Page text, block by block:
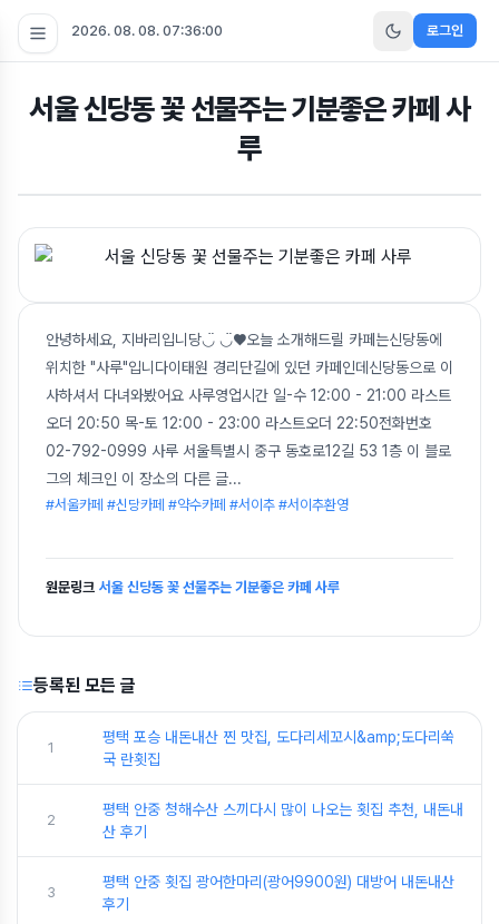
2026. 08. 08. 07:36:01 로그인
서울 신당동 꽃 선물주는 기분좋은 카페 사
루
안녕하세요, 지바리입니당◡̈ ◡̈♥오늘 소개해드릴 카페는신당동에
위치한 "사루"입니다이태원 경리단길에 있던 카페인데신당동으로 이
사하셔서 다녀와봤어요 사루영업시간 일-수 12:00 - 21:00 라스트
오더 20:50 목-토 12:00 - 23:00 라스트오더 22:50전화번호
02-792-0999 사루 서울특별시 중구 동호로12길 53 1층 이 블로
그의 체크인 이 장소의 다른 글...
#서울카페 #신당카페 #약수카페 #서이추 #서이추환영
원문링크 서울 신당동 꽃 선물주는 기분좋은 카페 사루
등록된 모든 글
1
평택 포승 내돈내산 찐 맛집, 도다리세꼬시&amp;도다리쑥
국 란횟집
2
평택 안중 청해수산 스끼다시 많이 나오는 횟집 추천, 내돈내
산 후기
3
평택 안중 횟집 광어한마리(광어9900원) 대방어 내돈내산
후기